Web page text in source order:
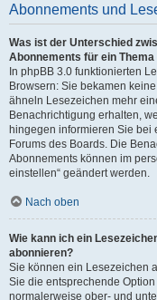
Abonnements und
Was ist der Unterschied
Abonnements für ein
In phpBB 3.0 funktionierten
Browsern: Sie bekamen
ähneln Lesezeichen mehr
Benachrichtigung erhalten,
hingegen informieren Sie bei
Forums des Boards. Die
Abonnements können im
einstellen“ geändert werden.
Nach oben
Wie kann ich ein
abonnieren?
Sie können ein Lesezeichen
Sie die entsprechende
normalerweise ober- und